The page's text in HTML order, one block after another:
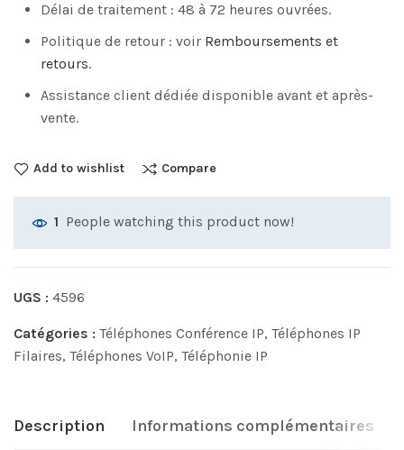
Délai de traitement : 48 à 72 heures ouvrées.
Politique de retour : voir Remboursements et
retours.
Assistance client dédiée disponible avant et après-
vente.
Add to wishlist Compare
1 People watching this product now!
UGS : 4596
Catégories : Téléphones Conférence IP, Téléphones IP
Filaires, Téléphones VoIP, Téléphonie IP
Description Informations complémentaires